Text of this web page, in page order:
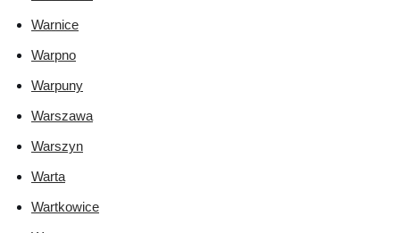
Warnice
Warpno
Warpuny
Warszawa
Warszyn
Warta
Wartkowice